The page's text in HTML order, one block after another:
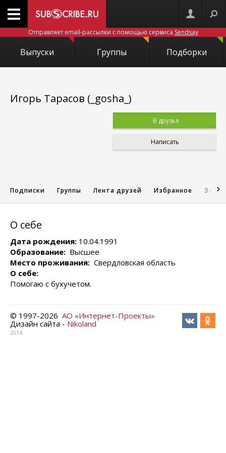
Отправляет email-рассылки с помощью сервиса Sendsay
Выпуски Группы Подборки
Игорь Тарасов (_gosha_)
В друзья
Написать
Подписки Группы Лента друзей Избранное
О себе
Дата рождения: 10.04.1991
Образование: Высшее
Место проживания: Свердловская область
О себе:
Помогаю с бухучетом.
© 1997-2026 АО «Интернет-Проекты»
Дизайн сайта - Nikoland
2014